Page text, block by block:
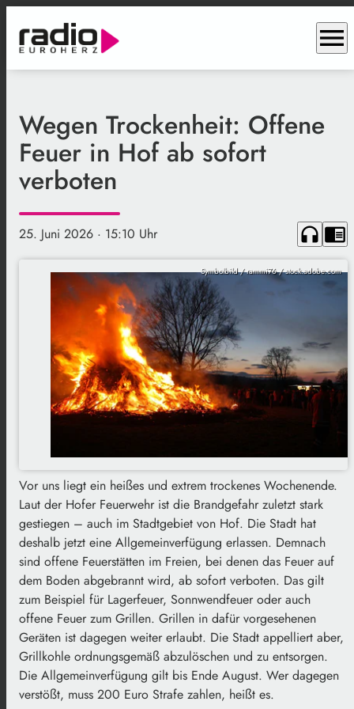
menu
Wegen Trockenheit: Offene
Feuer in Hof ab sofort
verboten
25. Juni 2026 · 15:10 Uhr headphones chrome_reader_mode
Symbolbild / rammi76 / stock.adobe.com
Vor uns liegt ein heißes und extrem trockenes Wochenende.
Laut der Hofer Feuerwehr ist die Brandgefahr zuletzt stark
gestiegen – auch im Stadtgebiet von Hof. Die Stadt hat
deshalb jetzt eine Allgemeinverfügung erlassen. Demnach
sind offene Feuerstätten im Freien, bei denen das Feuer auf
dem Boden abgebrannt wird, ab sofort verboten. Das gilt
zum Beispiel für Lagerfeuer, Sonnwendfeuer oder auch
offene Feuer zum Grillen. Grillen in dafür vorgesehenen
Geräten ist dagegen weiter erlaubt. Die Stadt appelliert aber,
Grillkohle ordnungsgemäß abzulöschen und zu entsorgen.
Die Allgemeinverfügung gilt bis Ende August. Wer dagegen
verstößt, muss 200 Euro Strafe zahlen, heißt es.